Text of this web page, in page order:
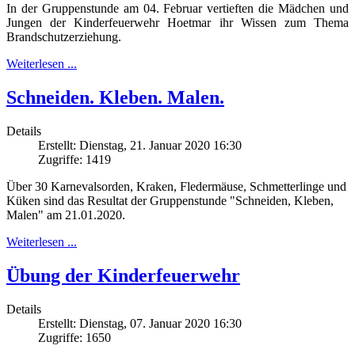
In der Gruppenstunde am 04. Februar vertieften die Mädchen und
Jungen der Kinderfeuerwehr Hoetmar ihr Wissen zum Thema
Brandschutzerziehung.
Weiterlesen ...
Schneiden. Kleben. Malen.
Details
Erstellt: Dienstag, 21. Januar 2020 16:30
Zugriffe: 1419
Über 30 Karnevalsorden, Kraken, Fledermäuse, Schmetterlinge und
Küken sind das Resultat der Gruppenstunde "Schneiden, Kleben,
Malen" am 21.01.2020.
Weiterlesen ...
Übung der Kinderfeuerwehr
Details
Erstellt: Dienstag, 07. Januar 2020 16:30
Zugriffe: 1650